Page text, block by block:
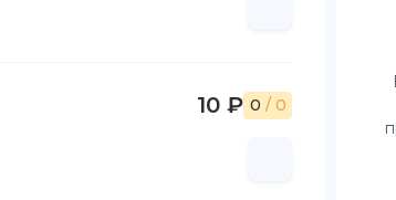
10 ₽ 0 / 0